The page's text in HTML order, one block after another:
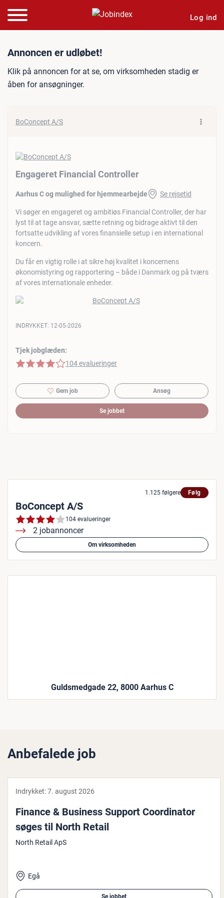
Log ind
Jobannonce: Engageret
Annoncen er udløbet!
Klik på annoncen for at se, om virksomheden stadig er
åben for ansøgninger.
BoConcept A/S
Engageret Financial Controller
Aarhus C og mulighed for hjemmearbejde Se rejsetid
Vi søger en engageret og ambitiøs Financial Controller, der har
lyst til at tage ansvar, sætte retning og bidrage aktivt til den
fortsatte udvikling af vores finansielle setup i en international
koncern.
Du får en vigtig rolle i at sikre høj kvalitet i koncernens
økonomistyring og rapportering – både i Danmark og på tværs
af vores internationale enheder.
Tjek jobglæden:
4 af 5 stjerner
104 evalueringer
INDRYKKET: 12-05-2026
Gem job Ansøg
Se jobbet
1.125 følgere Følg
BoConcept A/S
104 evalueringer
2 jobannoncer
Om virksomheden
Guldsmedgade 22, 8000 Aarhus C
Anbefalede job
Indrykket:7. august 2026
Finance & Business Support Co­or­di­na­tor
søges til North Retail
North Retail ApS
Egå
Se jobbet